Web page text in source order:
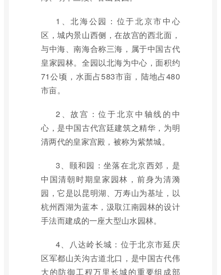
1、北海公园：位于北京市中心
区，城内景山西侧，在故宫的西北面，
与中海、南海合称三海，属于中国古代
皇家园林。全园以北海为中心，面积约
71公顷，水面占583市亩，陆地占480
市亩。
2、故宫：位于北京中轴线的中
心，是中国古代宫廷建筑之精华，为明
清两代的皇家宫殿，被称为紫禁城。
3、颐和园：坐落在北京西郊，是
中国清朝时期皇家园林，前身为清漪
园，它是以昆明湖、万寿山为基址，以
杭州西湖为蓝本，汲取江南园林的设计
手法而建成的一座大型山水园林。
4、八达岭长城：位于北京市延庆
区军都山关沟古道北口，是中国古代伟
大的防御工程万里长城的重要组成部